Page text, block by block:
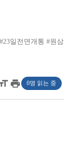
#23일전면개통 #원삼
print 0명 읽는 중